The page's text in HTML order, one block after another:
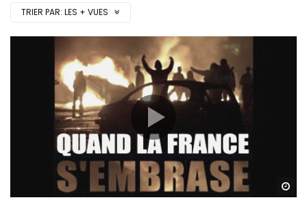
TRIER PAR: LES + VUES